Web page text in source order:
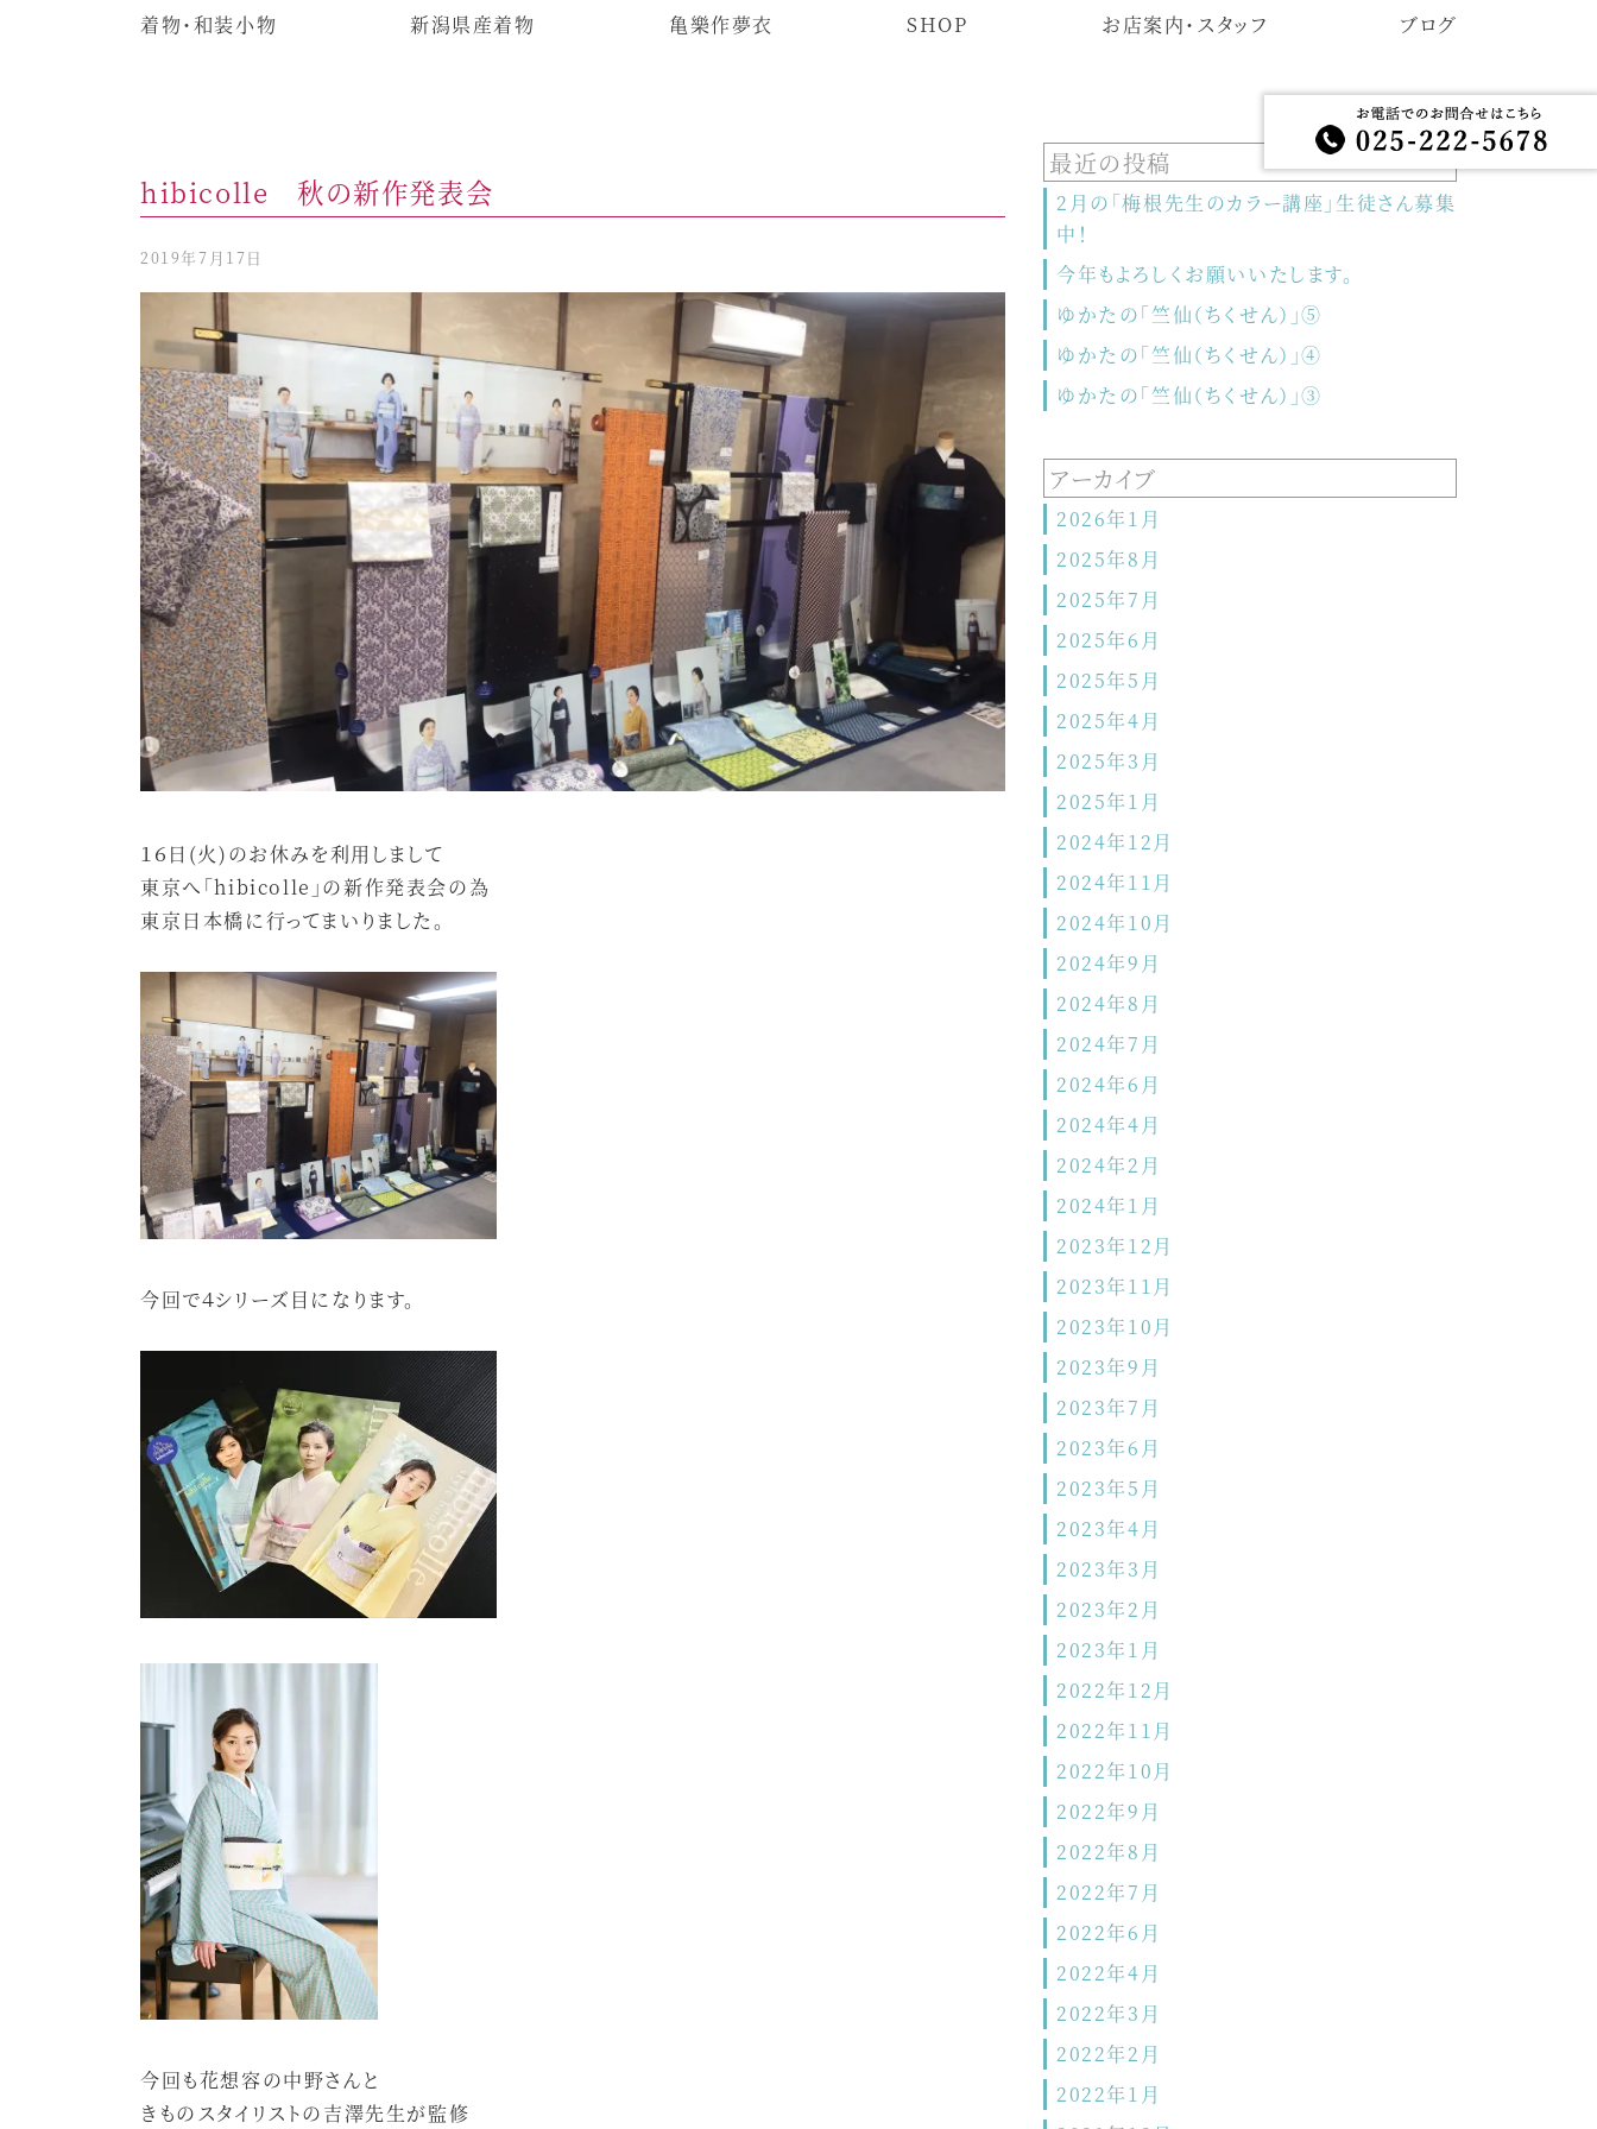
着物・和装小物 新潟県産着物 亀樂作夢衣 SHOP お店案内・スタッフ ブログ
hibicolle 秋の新作発表会
2019年7月17日
１６日(火)のお休みを利用しまして
東京へ「hibicolle」の新作発表会の為
東京日本橋に行ってまいりました。
今回で４シリーズ目になります。
今回も花想容の中野さんと
きものスタイリストの吉澤先生が監修
最近の投稿
2月の「梅根先生のカラー講座」生徒さん募集
中！
今年もよろしくお願いいたします。
ゆかたの「竺仙（ちくせん）」⑤
ゆかたの「竺仙（ちくせん）」④
ゆかたの「竺仙（ちくせん）」③
アーカイブ
2026年1月
2025年8月
2025年7月
2025年6月
2025年5月
2025年4月
2025年3月
2025年1月
2024年12月
2024年11月
2024年10月
2024年9月
2024年8月
2024年7月
2024年6月
2024年4月
2024年2月
2024年1月
2023年12月
2023年11月
2023年10月
2023年9月
2023年7月
2023年6月
2023年5月
2023年4月
2023年3月
2023年2月
2023年1月
2022年12月
2022年11月
2022年10月
2022年9月
2022年8月
2022年7月
2022年6月
2022年4月
2022年3月
2022年2月
2022年1月